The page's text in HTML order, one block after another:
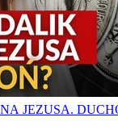
JEZUSA.